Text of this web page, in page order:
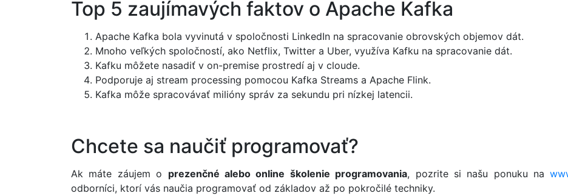
Top 5 zaujímavých faktov o Apache Kafka
Apache Kafka bola vyvinutá v spoločnosti LinkedIn na spracovanie obrovských objemov dát.
Mnoho veľkých spoločností, ako Netflix, Twitter a Uber, využíva Kafku na spracovanie dát.
Kafku môžete nasadiť v on-premise prostredí aj v cloude.
Podporuje aj stream processing pomocou Kafka Streams a Apache Flink.
Kafka môže spracovávať milióny správ za sekundu pri nízkej latencii.
Chcete sa naučiť programovať?
Ak máte záujem o prezenčné alebo online školenie programovania, pozrite si našu ponuku na
odborníci, ktorí vás naučia programovať od základov až po pokročilé techniky.